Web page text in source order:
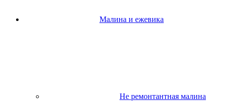
Малина и ежевика
Не ремонтантная малина